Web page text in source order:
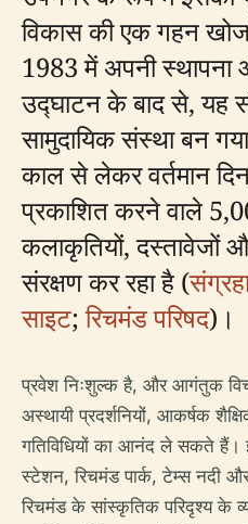
विकास की एक गहन
1983 में अपनी स्थापना
उद्घाटन के बाद से, यह
सामुदायिक संस्था बन
काल से लेकर वर्तमान
प्रकाशित करने वाले
कलाकृतियों, दस्तावेजों
संरक्षण कर रहा है (
साइट;रिचमंड परिषद)।
प्रवेश निःशुल्क है, और आगंतुक
अस्थायी प्रदर्शनियों, आकर्षक
गतिविधियों का आनंद ले सकते हैं।
स्टेशन, रिचमंड पार्क, टेम्स नदी
रिचमंड के सांस्कृतिक परिदृश्य के